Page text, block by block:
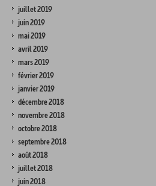
juillet 2019
juin 2019
mai 2019
avril 2019
mars 2019
février 2019
janvier 2019
décembre 2018
novembre 2018
octobre 2018
septembre 2018
août 2018
juillet 2018
juin 2018